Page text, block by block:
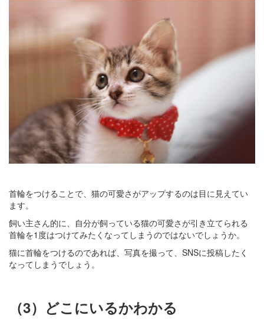
首輪をつけることで、猫の可愛さがアップするのは目に見えてい
ます。
飼い主さん的に、自分が飼っている猫の可愛さが引き立てられる
首輪を1度はつけてみたくなってしまうのではないでしょうか。
猫に首輪をつけるのであれば、写真を撮って、SNSに投稿したく
なってしまうでしょう。
（3）どこにいるかわかる